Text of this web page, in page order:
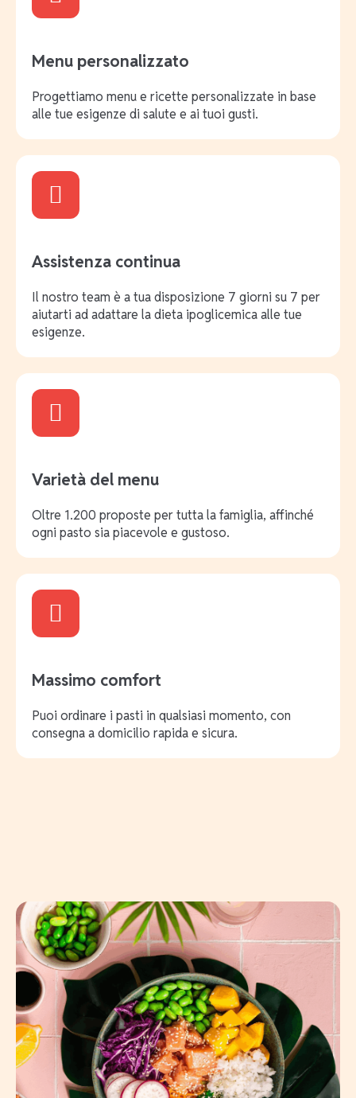
Menu personalizzato
Progettiamo menu e ricette personalizzate in base
alle tue esigenze di salute e ai tuoi gusti.
Assistenza continua
Il nostro team è a tua disposizione 7 giorni su 7 per
aiutarti ad adattare la dieta ipoglicemica alle tue
esigenze.
Varietà del menu
Oltre 1.200 proposte per tutta la famiglia, affinché
ogni pasto sia piacevole e gustoso.
Massimo comfort
Puoi ordinare i pasti in qualsiasi momento, con
consegna a domicilio rapida e sicura.